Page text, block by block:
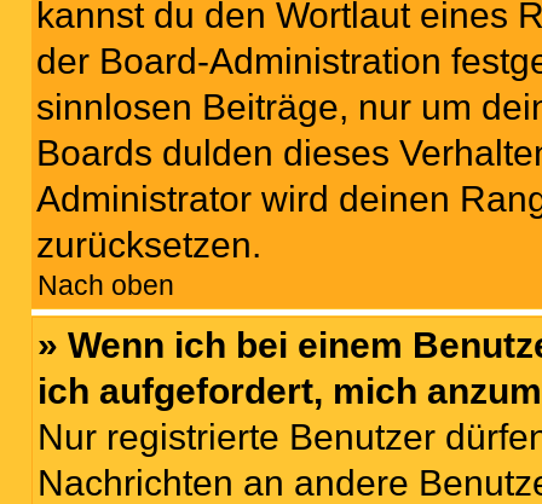
kannst du den Wortlaut eines
der Board-Administration
sinnlosen Beiträge, nur um
Boards dulden dieses
Administrator wird deinen
zurücksetzen.
Nach oben
» Wenn ich bei einem
ich aufgefordert, mich
Nur registrierte Benutzer
Nachrichten an andere